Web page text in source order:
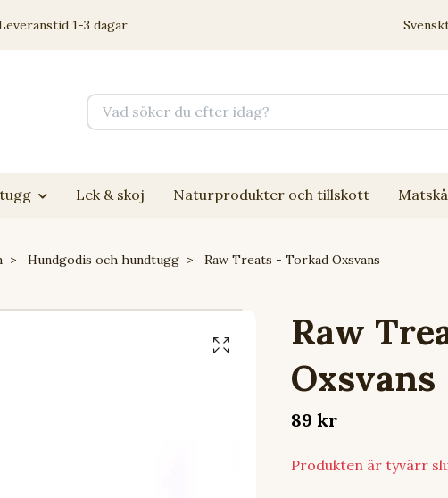
1-3 dagar
Lek & skoj Naturprodukter och tillskott
Hundgodis och hundtugg Raw Treats - Torkad Oxsvans
Raw
Oxsvans
89 kr
Produkten är tyvärr